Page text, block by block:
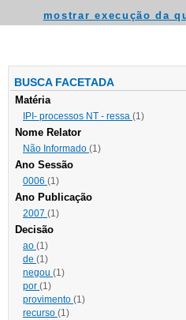
mostrar execução da
BUSCA FACETADA
Matéria
IPI- processos NT - ressa (1)
Nome Relator
Não Informado (1)
Ano Sessão
0006 (1)
Ano Publicação
2007 (1)
Decisão
ao (1)
de (1)
negou (1)
por (1)
provimento (1)
recurso (1)